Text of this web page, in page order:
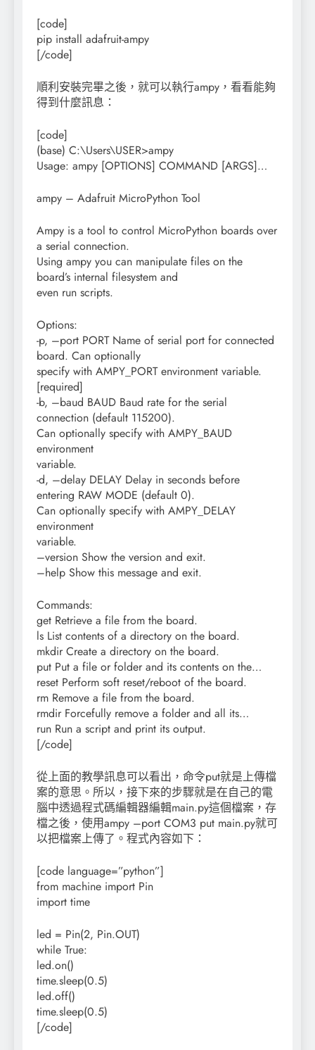
[code]
pip install adafruit-ampy
[/code]
順利安裝完畢之後，就可以執行ampy，看看能夠
得到什麼訊息：
[code]
(base) C:\Users\USER>ampy
Usage: ampy [OPTIONS] COMMAND [ARGS]…
ampy – Adafruit MicroPython Tool
Ampy is a tool to control MicroPython boards over
a serial connection.
Using ampy you can manipulate files on the
board’s internal filesystem and
even run scripts.
Options:
-p, –port PORT Name of serial port for connected
board. Can optionally
specify with AMPY_PORT environment variable.
[required]
-b, –baud BAUD Baud rate for the serial
connection (default 115200).
Can optionally specify with AMPY_BAUD
environment
variable.
-d, –delay DELAY Delay in seconds before
entering RAW MODE (default 0).
Can optionally specify with AMPY_DELAY
environment
variable.
–version Show the version and exit.
–help Show this message and exit.
Commands:
get Retrieve a file from the board.
ls List contents of a directory on the board.
mkdir Create a directory on the board.
put Put a file or folder and its contents on the…
reset Perform soft reset/reboot of the board.
rm Remove a file from the board.
rmdir Forcefully remove a folder and all its…
run Run a script and print its output.
[/code]
從上面的教學訊息可以看出，命令put就是上傳檔
案的意思。所以，接下來的步驟就是在自己的電
腦中透過程式碼編輯器編輯main.py這個檔案，存
檔之後，使用ampy –port COM3 put main.py就可
以把檔案上傳了。程式內容如下：
[code language=”python”]
from machine import Pin
import time
led = Pin(2, Pin.OUT)
while True:
led.on()
time.sleep(0.5)
led.off()
time.sleep(0.5)
[/code]